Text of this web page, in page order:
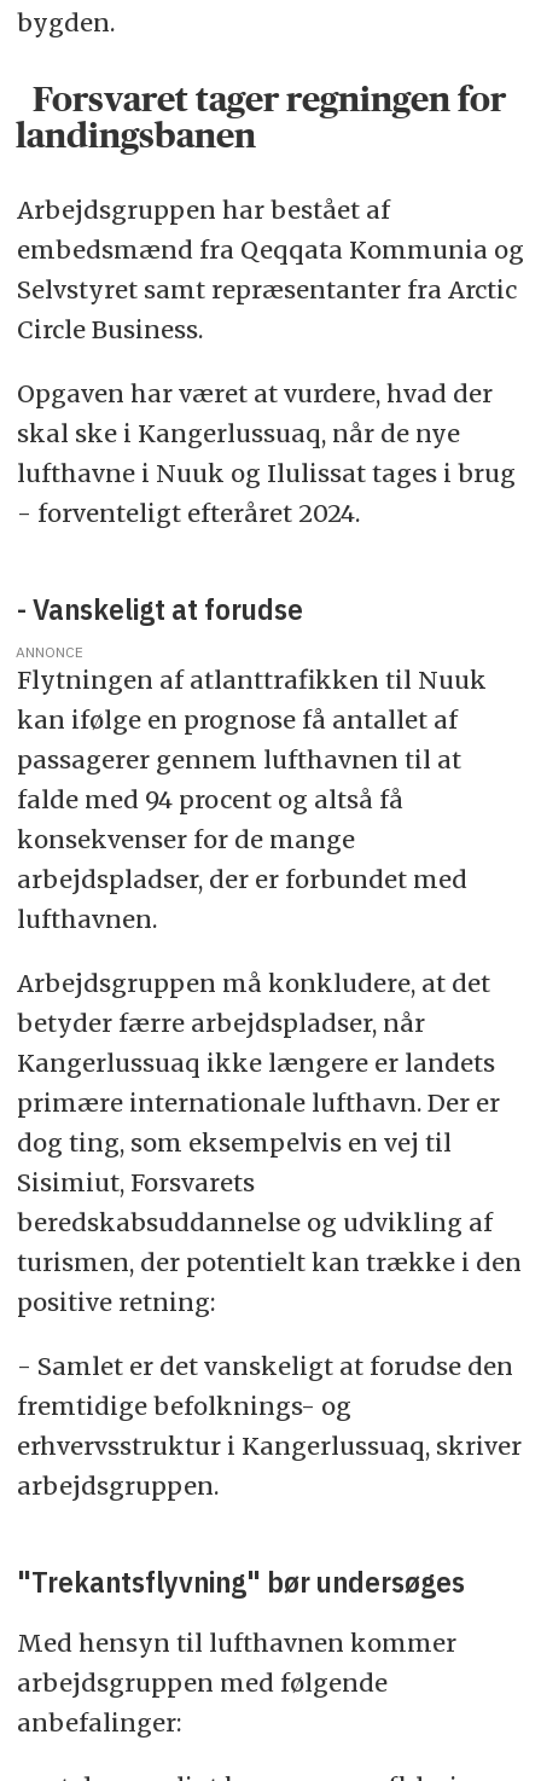
bygden.
Forsvaret tager regningen for
landingsbanen
Arbejdsgruppen har bestået af
embedsmænd fra Qeqqata Kommunia og
Selvstyret samt repræsentanter fra Arctic
Circle Business.
Opgaven har været at vurdere, hvad der
skal ske i Kangerlussuaq, når de nye
lufthavne i Nuuk og Ilulissat tages i brug
- forventeligt efteråret 2024.
- Vanskeligt at forudse
ANNONCE
Flytningen af atlanttrafikken til Nuuk
kan ifølge en prognose få antallet af
passagerer gennem lufthavnen til at
falde med 94 procent og altså få
konsekvenser for de mange
arbejdspladser, der er forbundet med
lufthavnen.
Arbejdsgruppen må konkludere, at det
betyder færre arbejdspladser, når
Kangerlussuaq ikke længere er landets
primære internationale lufthavn. Der er
dog ting, som eksempelvis en vej til
Sisimiut, Forsvarets
beredskabsuddannelse og udvikling af
turismen, der potentielt kan trække i den
positive retning:
- Samlet er det vanskeligt at forudse den
fremtidige befolknings- og
erhvervsstruktur i Kangerlussuaq, skriver
arbejdsgruppen.
"Trekantsflyvning" bør undersøges
Med hensyn til lufthavnen kommer
arbejdsgruppen med følgende
anbefalinger: